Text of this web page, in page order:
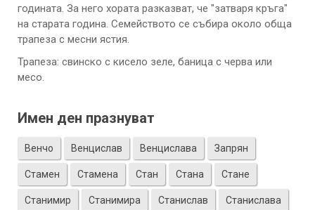
годината. За него хората разказват, че "затваря кръга"
на старата година. Семейството се събира около обща
трапеза с месни ястия.
Трапеза: свинско с кисело зеле, баница с черва или
месо.
Имен ден празнуват
Венчо Венцислав Венцислава Запрян
Стамен Стамена Стан Стана Стане
Станимир Станимира Станислав Станислава